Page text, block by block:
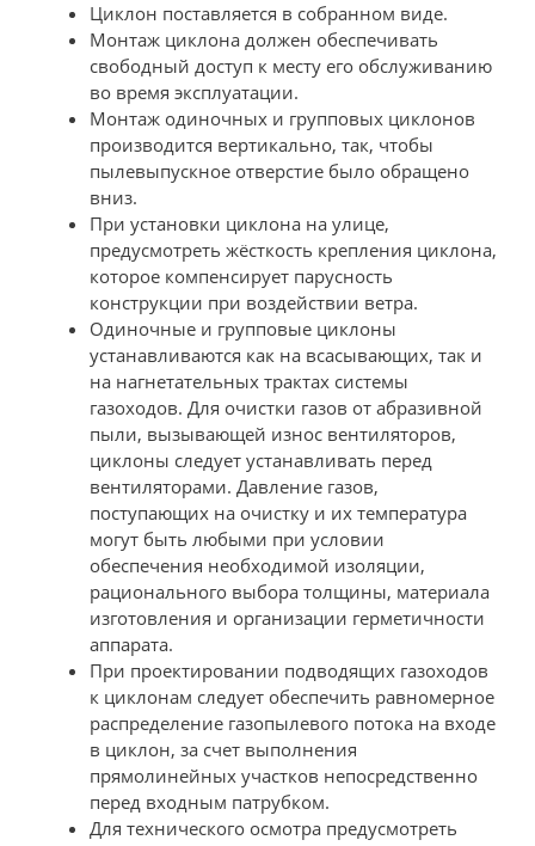
Циклон поставляется в собранном виде.
Монтаж циклона должен обеспечивать
свободный доступ к месту его обслуживанию
во время эксплуатации.
Монтаж одиночных и групповых циклонов
производится вертикально, так, чтобы
пылевыпускное отверстие было обращено
вниз.
При установки циклона на улице,
предусмотреть жёсткость крепления циклона,
которое компенсирует парусность
конструкции при воздействии ветра.
Одиночные и групповые циклоны
устанавливаются как на всасывающих, так и
на нагнетательных трактах системы
газоходов. Для очистки газов от абразивной
пыли, вызывающей износ вентиляторов,
циклоны следует устанавливать перед
вентиляторами. Давление газов,
поступающих на очистку и их температура
могут быть любыми при условии
обеспечения необходимой изоляции,
рационального выбора толщины, материала
изготовления и организации герметичности
аппарата.
При проектировании подводящих газоходов
к циклонам следует обеспечить равномерное
распределение газопылевого потока на входе
в циклон, за счет выполнения
прямолинейных участков непосредственно
перед входным патрубком.
Для технического осмотра предусмотреть